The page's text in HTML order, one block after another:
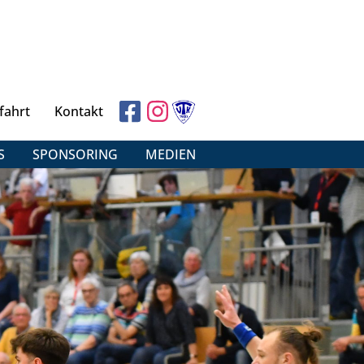
Kontakt
SPONSORING MEDIEN